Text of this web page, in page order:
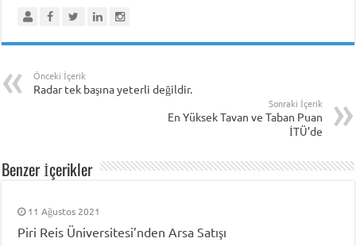
Önceki İçerik
Radar tek başına yeterli değildir.
Sonraki İçerik
En Yüksek Tavan ve Taban Puan
İTÜ’de
Benzer İçerikler
11 Ağustos 2021
Piri Reis Üniversitesi’nden Arsa Satışı